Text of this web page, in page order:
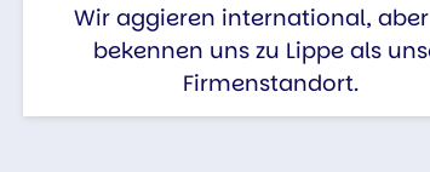
Wir aggieren international,
bekennen uns zu Lippe als
Firmenstandort.